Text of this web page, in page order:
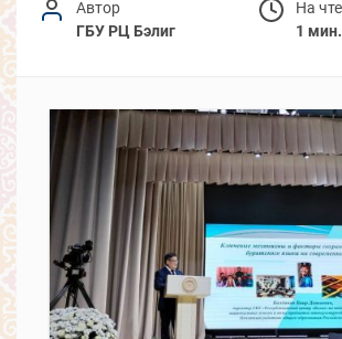
Автор
ГБУ РЦ Бэлиг
На
1 мин.